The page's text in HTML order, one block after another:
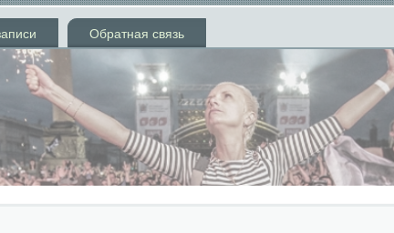
Обратная связь